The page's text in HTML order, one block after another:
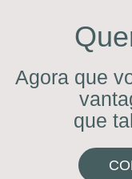
Agora que
que